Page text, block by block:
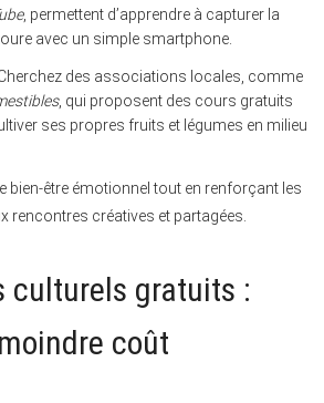
, permettent d’apprendre à capturer la
avec un simple smartphone.
des associations locales, comme
, qui proposent des cours gratuits
ses propres fruits et légumes en milieu
bien-être émotionnel tout en renforçant les
rencontres créatives et partagées.
culturels gratuits :
coût